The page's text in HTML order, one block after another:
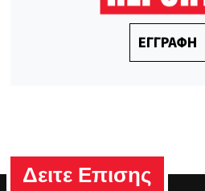
ΕΓΓΡΑΦΗ
Δειτε Επισης